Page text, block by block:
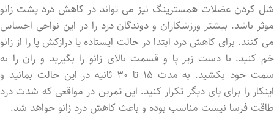
شل کردن عضلات همسترینگ نیز می تواند در کاهش درد پشت زانو
موثر باشد. بیشتر ورزشکاران و دوندگان درد را در این نواحی احساس
می کنند. برای کاهش درد ابتدا در حالت ایستاده یا درازکش پا را از زانو
خم کنید. با دست زیر پا و قسمت بالای زانو را بگیرید و ران را به
سمت خود بکشید. به مدت ۱۵ تا ۳۰ ثانیه در این حالت بمانید و
اینکار را برای پای دیگر تکرار کنید. این تمرین در مواقعی که شدت درد
طاقت فرسا نیست مناسب بوده و باعث کاهش درد زانو خواهد شد.